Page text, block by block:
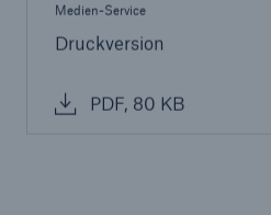
Medien-Service
Druckversion
PDF, 80 KB